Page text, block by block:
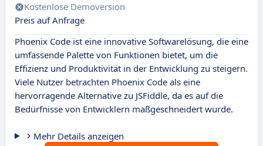
Kostenlose Demoversion
Preis auf Anfrage
Phoenix Code ist eine innovative Softwarelösung, die eine
umfassende Palette von Funktionen bietet, um die
Effizienz und Produktivität in der Entwicklung zu steigern.
Viele Nutzer betrachten Phoenix Code als eine
hervorragende Alternative zu JSFiddle, da es auf die
Bedürfnisse von Entwicklern maßgeschneidert wurde.
Mehr Details anzeigen